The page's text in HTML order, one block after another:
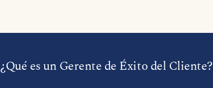
¿Qué es un Gerente de Éxito del Cliente?